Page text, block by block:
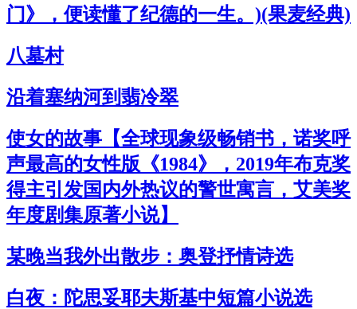
门》，便读懂了纪德的一生。)(果麦经典)
八墓村
沿着塞纳河到翡冷翠
使女的故事【全球现象级畅销书，诺奖呼
声最高的女性版《1984》，2019年布克奖
得主引发国内外热议的警世寓言，艾美奖
年度剧集原著小说】
某晚当我外出散步：奥登抒情诗选
白夜：陀思妥耶夫斯基中短篇小说选